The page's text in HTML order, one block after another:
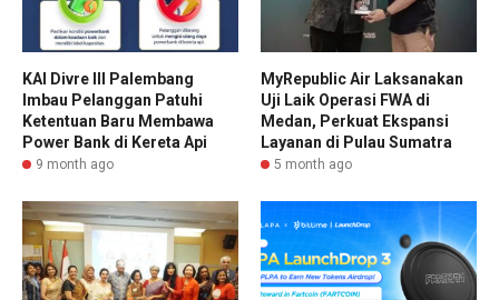
KAI Divre III Palembang
Imbau Pelanggan Patuhi
Ketentuan Baru Membawa
Power Bank di Kereta Api
9 month ago
MyRepublic Air Laksanakan
Uji Laik Operasi FWA di
Medan, Perkuat Ekspansi
Layanan di Pulau Sumatra
5 month ago